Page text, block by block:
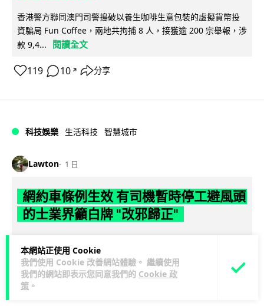
本網站正使用 Cookie
我們使用 Cookie 改善網站體驗。 繼續使用
我們的網站即表示您同意我們的 Cookie 政
策 。
香港警方聯同澳門司警搗破以養生咖啡生意包裝的虛擬貨幣投
資騙局 Fun Coffee，兩地共拘捕 8 人，接獲逾 200 宗舉報，涉
款 9,4...
閱讀全文
119 10 ↗ 分享
科技娛樂 生活科技 智慧城市
Lawton 1 日
網約車條例生效 有司機暫時停工避風頭
的士業界籲白牌 "改邪歸正"
規管網約車法例大部分條文已於 8 月 3 日生效，的士業界就期
望白牌車司機，能夠「改邪歸正」回流駕駛的士。新例大幅提
高罰則，首次定罪最高罰款... 閱讀全文
207